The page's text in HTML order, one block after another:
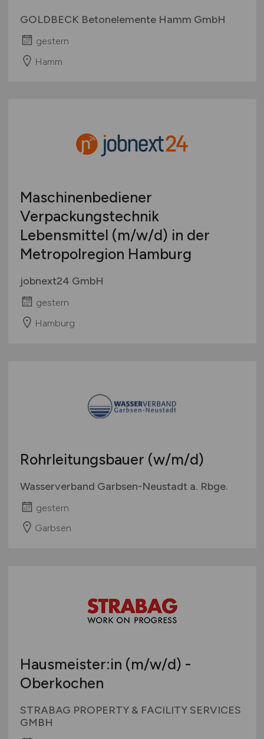
GOLDBECK Betonelemente Hamm GmbH
gestern
Hamm
Maschinenbediener
Verpackungstechnik
Lebensmittel (m/w/d) in der
Metropolregion Hamburg
jobnext24 GmbH
gestern
Hamburg
Rohrleitungsbauer (w/m/d)
Wasserverband Garbsen-Neustadt a. Rbge.
gestern
Garbsen
Hausmeister:in (m/w/d) -
Oberkochen
STRABAG PROPERTY & FACILITY SERVICES
GMBH